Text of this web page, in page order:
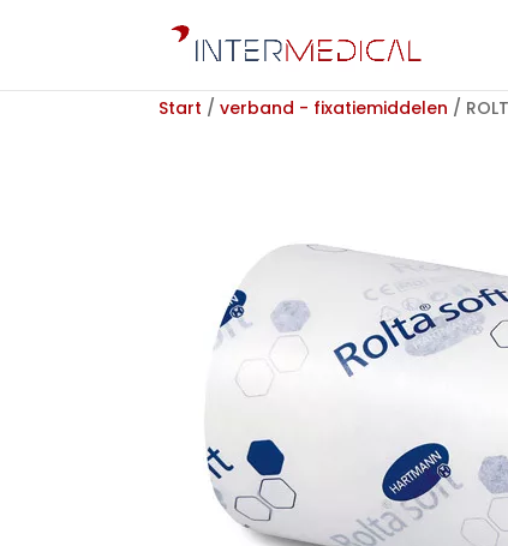
Start / verband - fixatiemiddelen /